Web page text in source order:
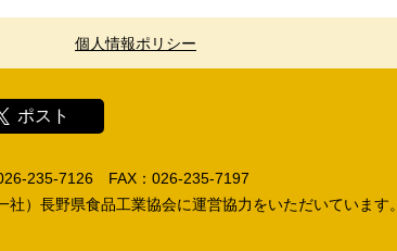
個人情報ポリシー
ポスト
235-7126 FAX：026-235-7197
）長野県食品工業協会に運営協力をいただいています。